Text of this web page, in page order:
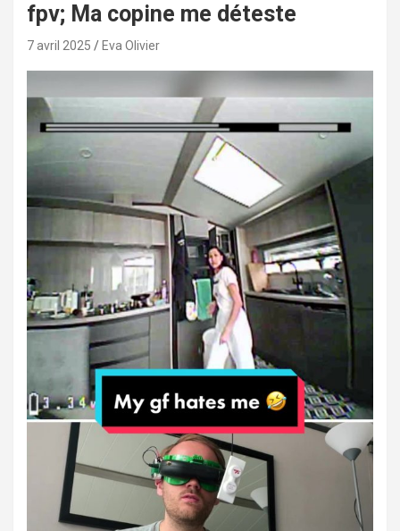
fpv; Ma copine me déteste
7 avril 2025 Eva Olivier